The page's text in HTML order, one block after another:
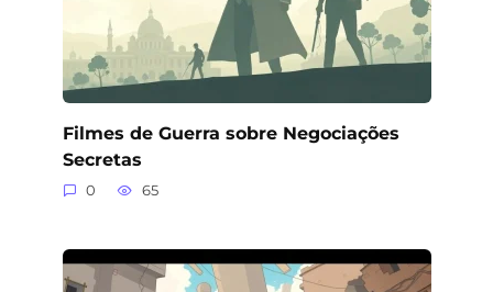
Filmes de Guerra sobre Negociações
Secretas
0 65